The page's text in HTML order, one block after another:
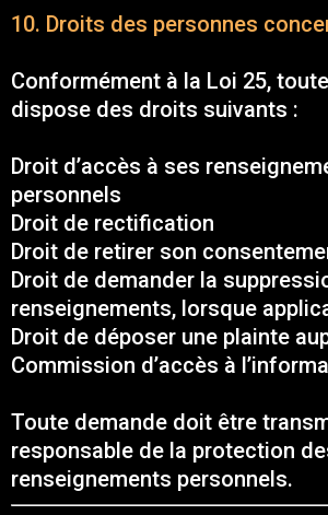
10. Droits des personnes
Conformément à la Loi 25,
dispose des droits suivants :
Droit d’accès à ses
personnels
Droit de rectification
Droit de retirer son
Droit de demander la
renseignements, lorsque
Droit de déposer une plainte
Commission d’accès à
Toute demande doit être
responsable de la protection
renseignements personnels.